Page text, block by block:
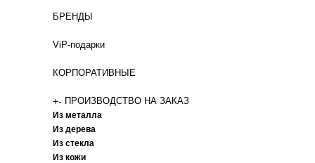
БРЕНДЫ
ViP-подарки
КОРПОРАТИВНЫЕ
+- ПРОИЗВОДСТВО НА ЗАКАЗ
Из металла
Из дерева
Из стекла
Из кожи